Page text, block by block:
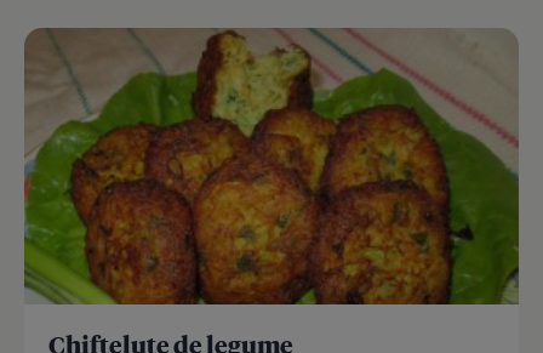
Chiftelute de legume